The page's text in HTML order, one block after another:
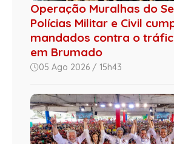
Operação Muralhas do
Polícias Militar e Civil
mandados contra o
em Brumado
05 Ago 2026 / 15h43